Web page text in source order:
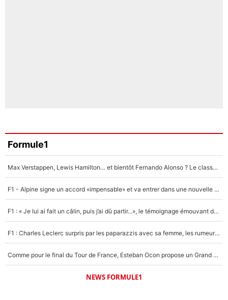
Formule1
Max Verstappen, Lewis Hamilton… et bientôt Fernando Alonso ? Le classement des pilotes les mieux payés en Formule 1 risque de changer !
F1 - Alpine signe un accord «impensable» et va entrer dans une nouvelle dimension : Grande nouvelle pour Pierre Gasly !
F1 : « Je lui ai fait un câlin, puis j’ai dû partir...», le témoignage émouvant de Max Verstappen sur sa fille
F1 : Charles Leclerc surpris par les paparazzis avec sa femme, les rumeurs étaient vraies !
Comme pour le final du Tour de France, Esteban Ocon propose un Grand Prix de Formule 1 à Paris : «Autour de l’Arc de Triomphe, ce serait génial» !
NEWS FORMULE1